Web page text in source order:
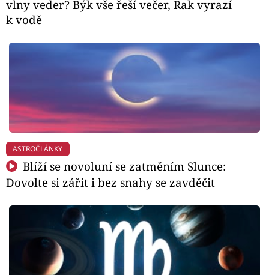
vlny veder? Býk vše řeší večer, Rak vyrazí
k vodě
ASTROČLÁNKY
Blíží se novoluní se zatměním Slunce:
Dovolte si zářit i bez snahy se zavděčit